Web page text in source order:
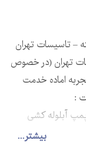
بیشتر...
– تاسیسات تهران
تهران (در خصوص
اماده خدمت
:
آبلوله کشی
نم و رطوبتلوله